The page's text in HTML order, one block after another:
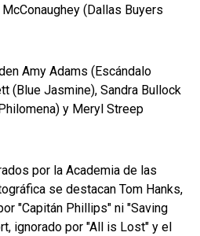
(Dallas Buyers
Amy Adams (Escándalo
(Blue Jasmine), Sandra Bullock
y Meryl Streep
por la Academia de las
se destacan Tom Hanks,
"Capitán Phillips" ni "Saving
ignorado por "All is Lost" y el